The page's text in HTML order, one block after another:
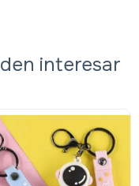
interesar